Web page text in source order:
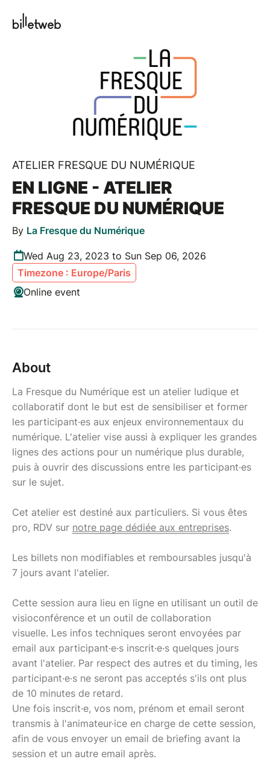
ATELIER FRESQUE DU NUMÉRIQUE
EN LIGNE - ATELIER
FRESQUE DU NUMÉRIQUE
By La Fresque du Numérique
Wed Aug 23, 2023 to Sun Sep 06, 2026
Timezone : Europe/Paris
Online event
About
La Fresque du Numérique est un atelier ludique et
collaboratif dont le but est de sensibiliser et former
les participant·es aux enjeux environnementaux du
numérique. L'atelier vise aussi à expliquer les grandes
lignes des actions pour un numérique plus durable,
puis à ouvrir des discussions entre les participant·es
sur le sujet.
Cet atelier est destiné aux particuliers. Si vous êtes
pro, RDV sur notre page dédiée aux entreprises.
Les billets non modifiables et remboursables jusqu'à
7 jours avant l'atelier.
Cette session aura lieu en ligne en utilisant un outil de
visioconférence et un outil de collaboration
visuelle. Les infos techniques seront envoyées par
email aux participant·e·s inscrit·e·s quelques jours
avant l'atelier. Par respect des autres et du timing, les
participant·e·s ne seront pas acceptés s'ils ont plus
de 10 minutes de retard.
Une fois inscrit·e, vos nom, prénom et email seront
transmis à l'animateur·ice en charge de cette session,
afin de vous envoyer un email de briefing avant la
session et un autre email après.